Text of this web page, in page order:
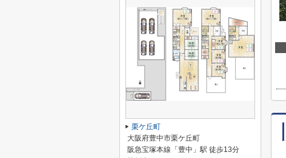
栗ケ丘町
大阪府豊中市栗ケ丘町
阪急宝塚本線「豊中」駅 徒歩13分